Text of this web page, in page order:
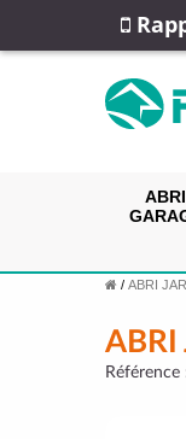
ABRI
/ ABRI
ABRI
Référence